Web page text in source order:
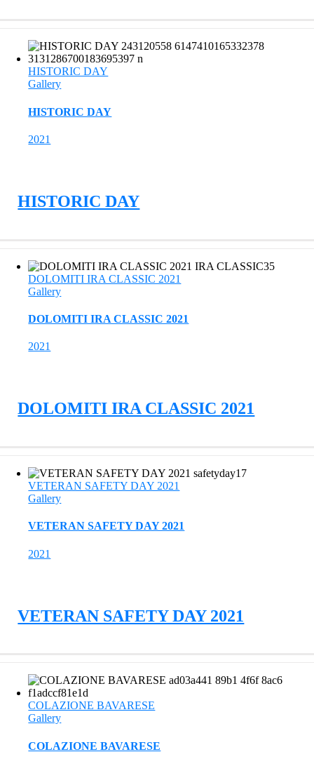
HISTORIC DAY
Gallery
HISTORIC DAY
2021
HISTORIC DAY
DOLOMITI IRA CLASSIC 2021
Gallery
DOLOMITI IRA CLASSIC 2021
2021
DOLOMITI IRA CLASSIC 2021
VETERAN SAFETY DAY 2021
Gallery
VETERAN SAFETY DAY 2021
2021
VETERAN SAFETY DAY 2021
COLAZIONE BAVARESE
Gallery
COLAZIONE BAVARESE